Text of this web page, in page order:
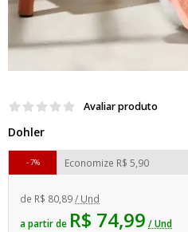
Avaliar produto
Dohler
de R$ 80,89/ Und
a partir de R$ 74,99 / Und
Economize R$ 5,90
7%